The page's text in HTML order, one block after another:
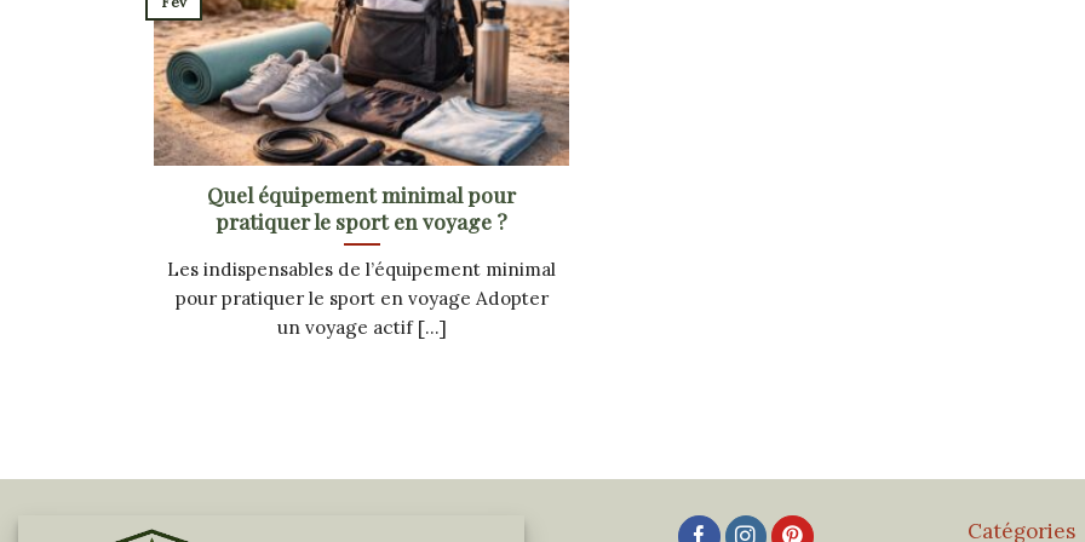
Quel équipement minimal pour
pratiquer le sport en voyage ?
Les indispensables de l’équipement minimal
pour pratiquer le sport en voyage Adopter
un voyage actif [...]
Catégories